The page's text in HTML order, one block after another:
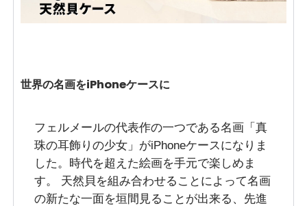
世界の名画をiPhoneケースに
フェルメールの代表作の一つである名画「真
珠の耳飾りの少女」がiPhoneケースになりま
した。時代を超えた絵画を手元で楽しめま
す。 天然貝を組み合わせることによって名画
の新たな一面を垣間見ることが出来る、先進